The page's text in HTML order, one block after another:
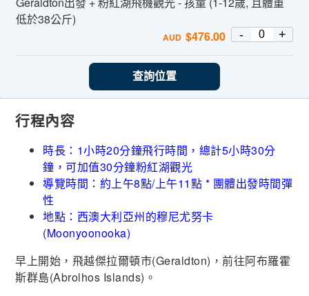
低於38公斤)
AUD $476.00 - +
查詢位置
行程內容
時長：1小時20分鐘飛行時間，總計5小時30分
鐘，可加值30分鐘粉紅湖觀光
導覽時間：約上午8點/上午11點 * 團體出發時間彈
性
地點：西澳大利亞州的穆尼尤努卡
(Moonyoonooka)
早上開始，飛越傑拉爾頓市(Geraldton)，前往阿布羅霍
斯群島(Abrolhos Islands)。